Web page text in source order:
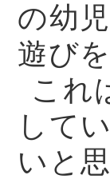
の幼
遊び
これ
して
いと